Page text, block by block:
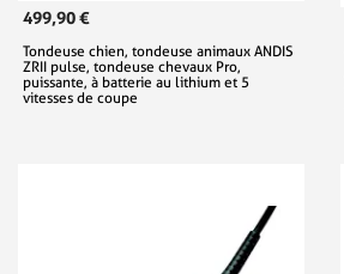
499,90 €
Tondeuse chien, tondeuse animaux ANDIS
ZRII pulse, tondeuse chevaux Pro,
puissante, à batterie au lithium et 5
vitesses de coupe